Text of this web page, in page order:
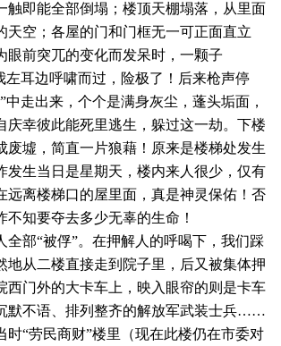
触即能全部倒塌；楼顶天棚塌落，从里面
天空；各屋的门和门框无一可正面直立
前突兀的变化而发呆时，一颗子
左耳边呼啸而过，险极了！后来枪声停
中走出来，个个是满身灰尘，蓬头垢面，
庆幸彼此能死里逃生，躲过这一劫。下楼
废墟，简直一片狼藉！原来是楼梯处发生
发生当日是星期天，楼内来人很少，仅有
远离楼梯口的屋里面，真是神灵保佑！否
不知要夺去多少无辜的生命！
全部“被俘”。在押解人的呼喝下，我们踩
地从二楼直接走到院子里，后又被集体押
西门外的大卡车上，映入眼帘的则是卡车
默不语、排列整齐的解放军武装士兵……
时“劳民商财”楼里（现在此楼仍在市委对